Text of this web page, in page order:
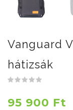
Vanguard
hátizsák
95 900 Ft